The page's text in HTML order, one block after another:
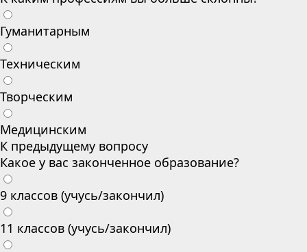
Гуманитарным
Техническим
Творческим
Медицинским
К предыдущему вопросу
Какое у вас законченное образование?
9 классов (учусь/закончил)
11 классов (учусь/закончил)